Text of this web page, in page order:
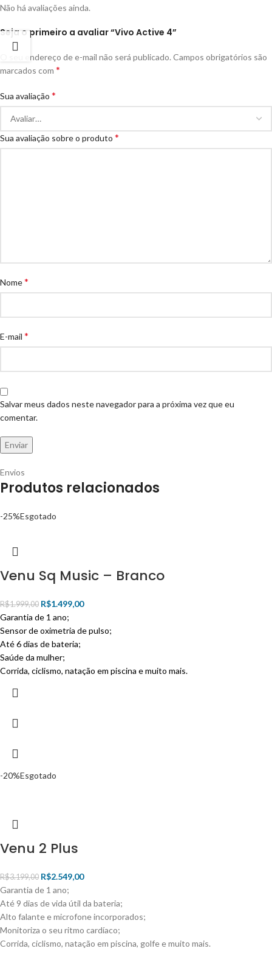
Não há avaliações ainda.
Seja o primeiro a avaliar “Vivo Active 4”
O seu endereço de e-mail não será publicado.Campos obrigatórios são
marcados com *
Sua avaliação *
Sua avaliação sobre o produto *
Nome*
E-mail *
Salvar meus dados neste navegador para a próxima vez que eu
comentar.
Envios
Produtos relacionados
-25%Esgotado
Venu Sq Music – Branco
R$1.999,00 R$1.499,00
Garantia de 1 ano;
Sensor de oximetria de pulso;
Até 6 dias de bateria;
Saúde da mulher;
Corrida, ciclismo, natação em piscina e muito mais.
-20%Esgotado
Venu 2 Plus
R$3.199,00 R$2.549,00
Garantia de 1 ano;
Até 9 dias de vida útil da bateria;
Alto falante e microfone incorporados;
Monitoriza o seu ritmo cardíaco;
Corrida, ciclismo, natação em piscina, golfe e muito mais.